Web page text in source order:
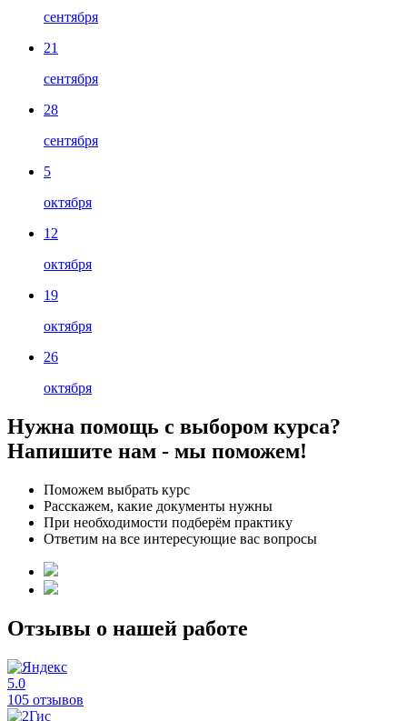
сентября
21
сентября
28
сентября
5
октября
12
октября
19
октября
26
октября
Нужна помощь с выбором курса?
Напишите нам - мы поможем!
Поможем выбрать курс
Расскажем, какие документы нужны
При необходимости подберём практику
Ответим на все интересующие вас вопросы
Отзывы о нашей работе
5.0
105 отзывов